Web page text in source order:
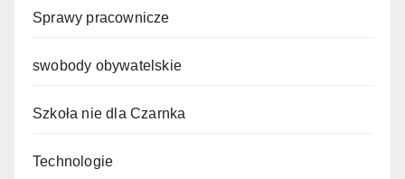
Sprawy pracownicze
swobody obywatelskie
Szkoła nie dla Czarnka
Technologie